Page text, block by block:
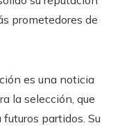
prometedores de
es una noticia
la selección, que
partidos. Su